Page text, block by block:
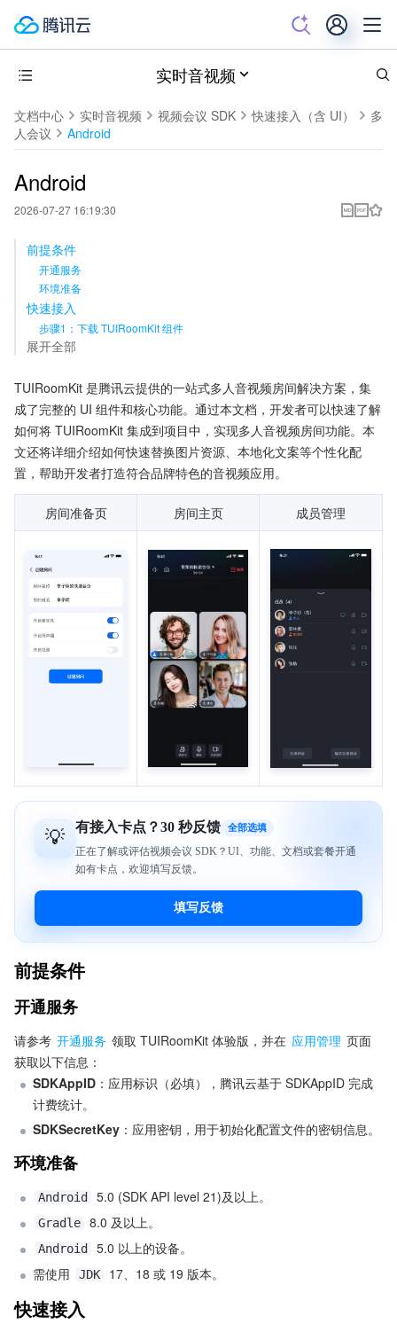
实时音视频
文档中心 实时音视频 视频会议 SDK 快速接入（含 UI）
多
人会议
Android
Android
2026-07-27 16:19:30
前提条件
开通服务
环境准备
快速接入
步骤1：下载 TUIRoomKit 组件
展开全部
TUIRoomKit 是腾讯云提供的一站式多人音视频房间解决方案，集
成了完整的 UI 组件和核心功能。通过本文档，开发者可以快速了解
如何将 TUIRoomKit 集成到项目中，实现多人音视频房间功能。本
文还将详细介绍如何快速替换图片资源、本地化文案等个性化配
置，帮助开发者打造符合品牌特色的音视频应用。
房间准备页 房间主页 成员管理
前提条件
开通服务
请参考 开通服务 领取 TUIRoomKit 体验版，并在 应用管理 页面
获取以下信息：
SDKAppID ：应用标识（必填），腾讯云基于 SDKAppID 完成
计费统计。
SDKSecretKey ：应用密钥，用于初始化配置文件的密钥信息。
环境准备
Android 5.0 (SDK API level 21)及以上。
Gradle 8.0 及以上。
Android
5.0 以上的设备。
需使用
JDK 17、18 或 19 版本。
快速接入